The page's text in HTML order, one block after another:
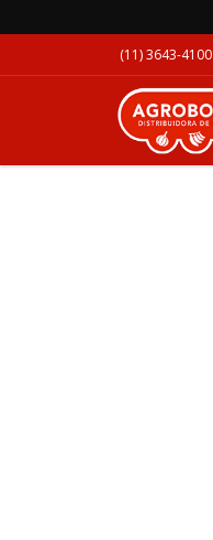
(11) 3643-4100